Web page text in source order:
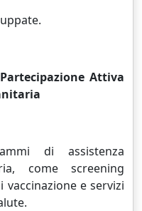
Partecipazione Attiva
di assistenza
come screening
e servizi